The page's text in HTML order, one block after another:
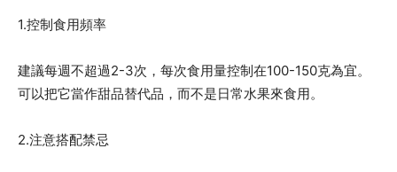
1.控制食用頻率
建議每週不超過2-3次，每次食用量控制在100-150克為宜。
可以把它當作甜品替代品，而不是日常水果來食用。
2.注意搭配禁忌